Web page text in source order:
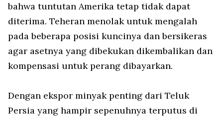
bahwa tuntutan Amerika tetap tidak dapat
diterima. Teheran menolak untuk mengalah
pada beberapa posisi kuncinya dan bersikeras
agar asetnya yang dibekukan dikembalikan dan
kompensasi untuk perang dibayarkan.
Dengan ekspor minyak penting dari Teluk
Persia yang hampir sepenuhnya terputus di